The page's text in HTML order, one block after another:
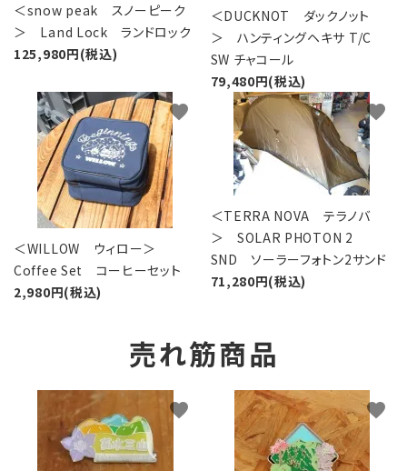
＜snow peak スノーピーク
＞ Land Lock ランドロック
125,980円(税込)
＜DUCKNOT ダックノット
＞ ハンティングヘキサ T/C
SW チャコール
79,480円(税込)
＜WILLOW ウィロー＞
Coffee Set コーヒーセット
2,980円(税込)
favorite
＜TERRA NOVA テラノバ
＞ SOLAR PHOTON 2
SND ソーラーフォトン2サンド
71,280円(税込)
favorite
売れ筋商品
favorite favorite